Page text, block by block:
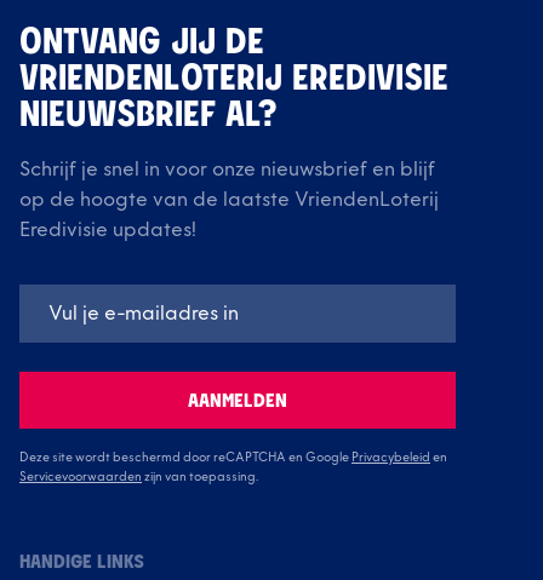
ONTVANG JIJ DE
VRIENDENLOTERIJ EREDIVISIE
NIEUWSBRIEF AL?
Schrijf je snel in voor onze nieuwsbrief en blijf
op de hoogte van de laatste VriendenLoterij
Eredivisie updates!
AANMELDEN
Deze site wordt beschermd door reCAPTCHA en Google Privacybeleid en
Servicevoorwaarden zijn van toepassing.
HANDIGE LINKS